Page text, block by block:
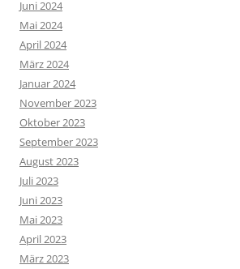
Juni 2024
Mai 2024
April 2024
März 2024
Januar 2024
November 2023
Oktober 2023
September 2023
August 2023
Juli 2023
Juni 2023
Mai 2023
April 2023
März 2023